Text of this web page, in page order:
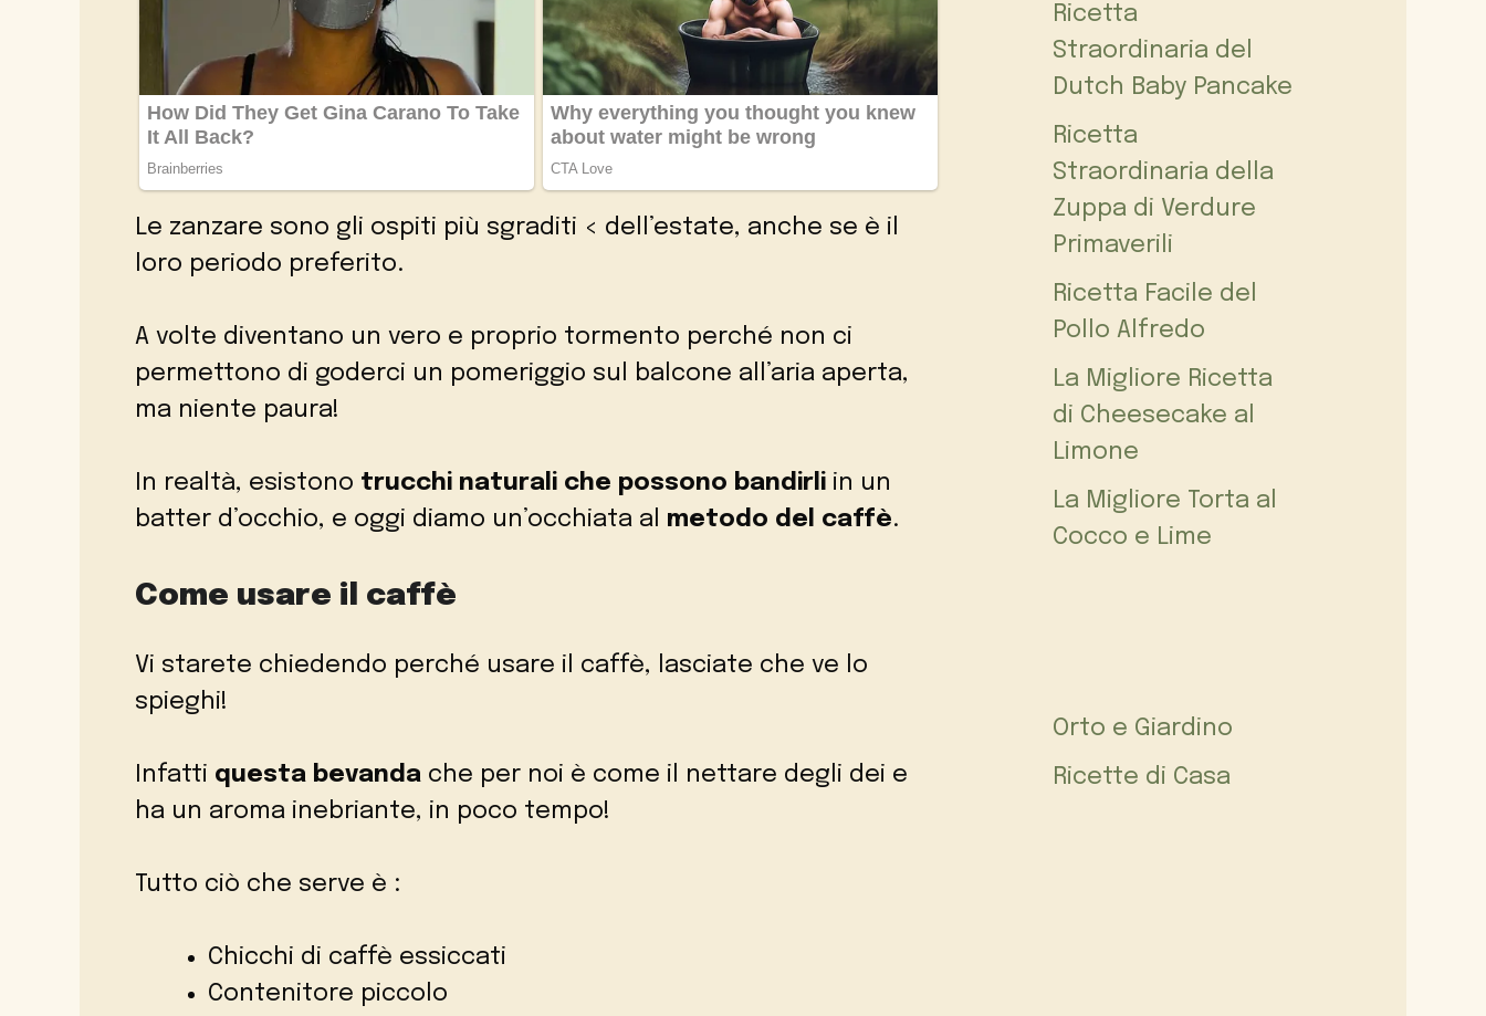
Le zanzare sono gli ospiti più sgraditi < dell’estate, anche se è il
loro periodo preferito.
A volte diventano un vero e proprio tormento perché non ci
permettono di goderci un pomeriggio sul balcone all’aria aperta,
ma niente paura!
In realtà, esistono trucchi naturali che possono bandirli in un
batter d’occhio, e oggi diamo un’occhiata al metodo del caffè.
Come usare il caffè
Vi starete chiedendo perché usare il caffè, lasciate che ve lo
spieghi!
Infatti questa bevanda che per noi è come il nettare degli dei e
ha un aroma inebriante, in poco tempo!
Tutto ciò che serve è :
Chicchi di caffè essiccati
Contenitore piccolo
Ricetta
Straordinaria del
Dutch Baby Pancake
Ricetta
Straordinaria della
Zuppa di Verdure
Primaverili
Ricetta Facile del
Pollo Alfredo
La Migliore Ricetta
di Cheesecake al
Limone
La Migliore Torta al
Cocco e Lime
Orto e Giardino
Ricette di Casa